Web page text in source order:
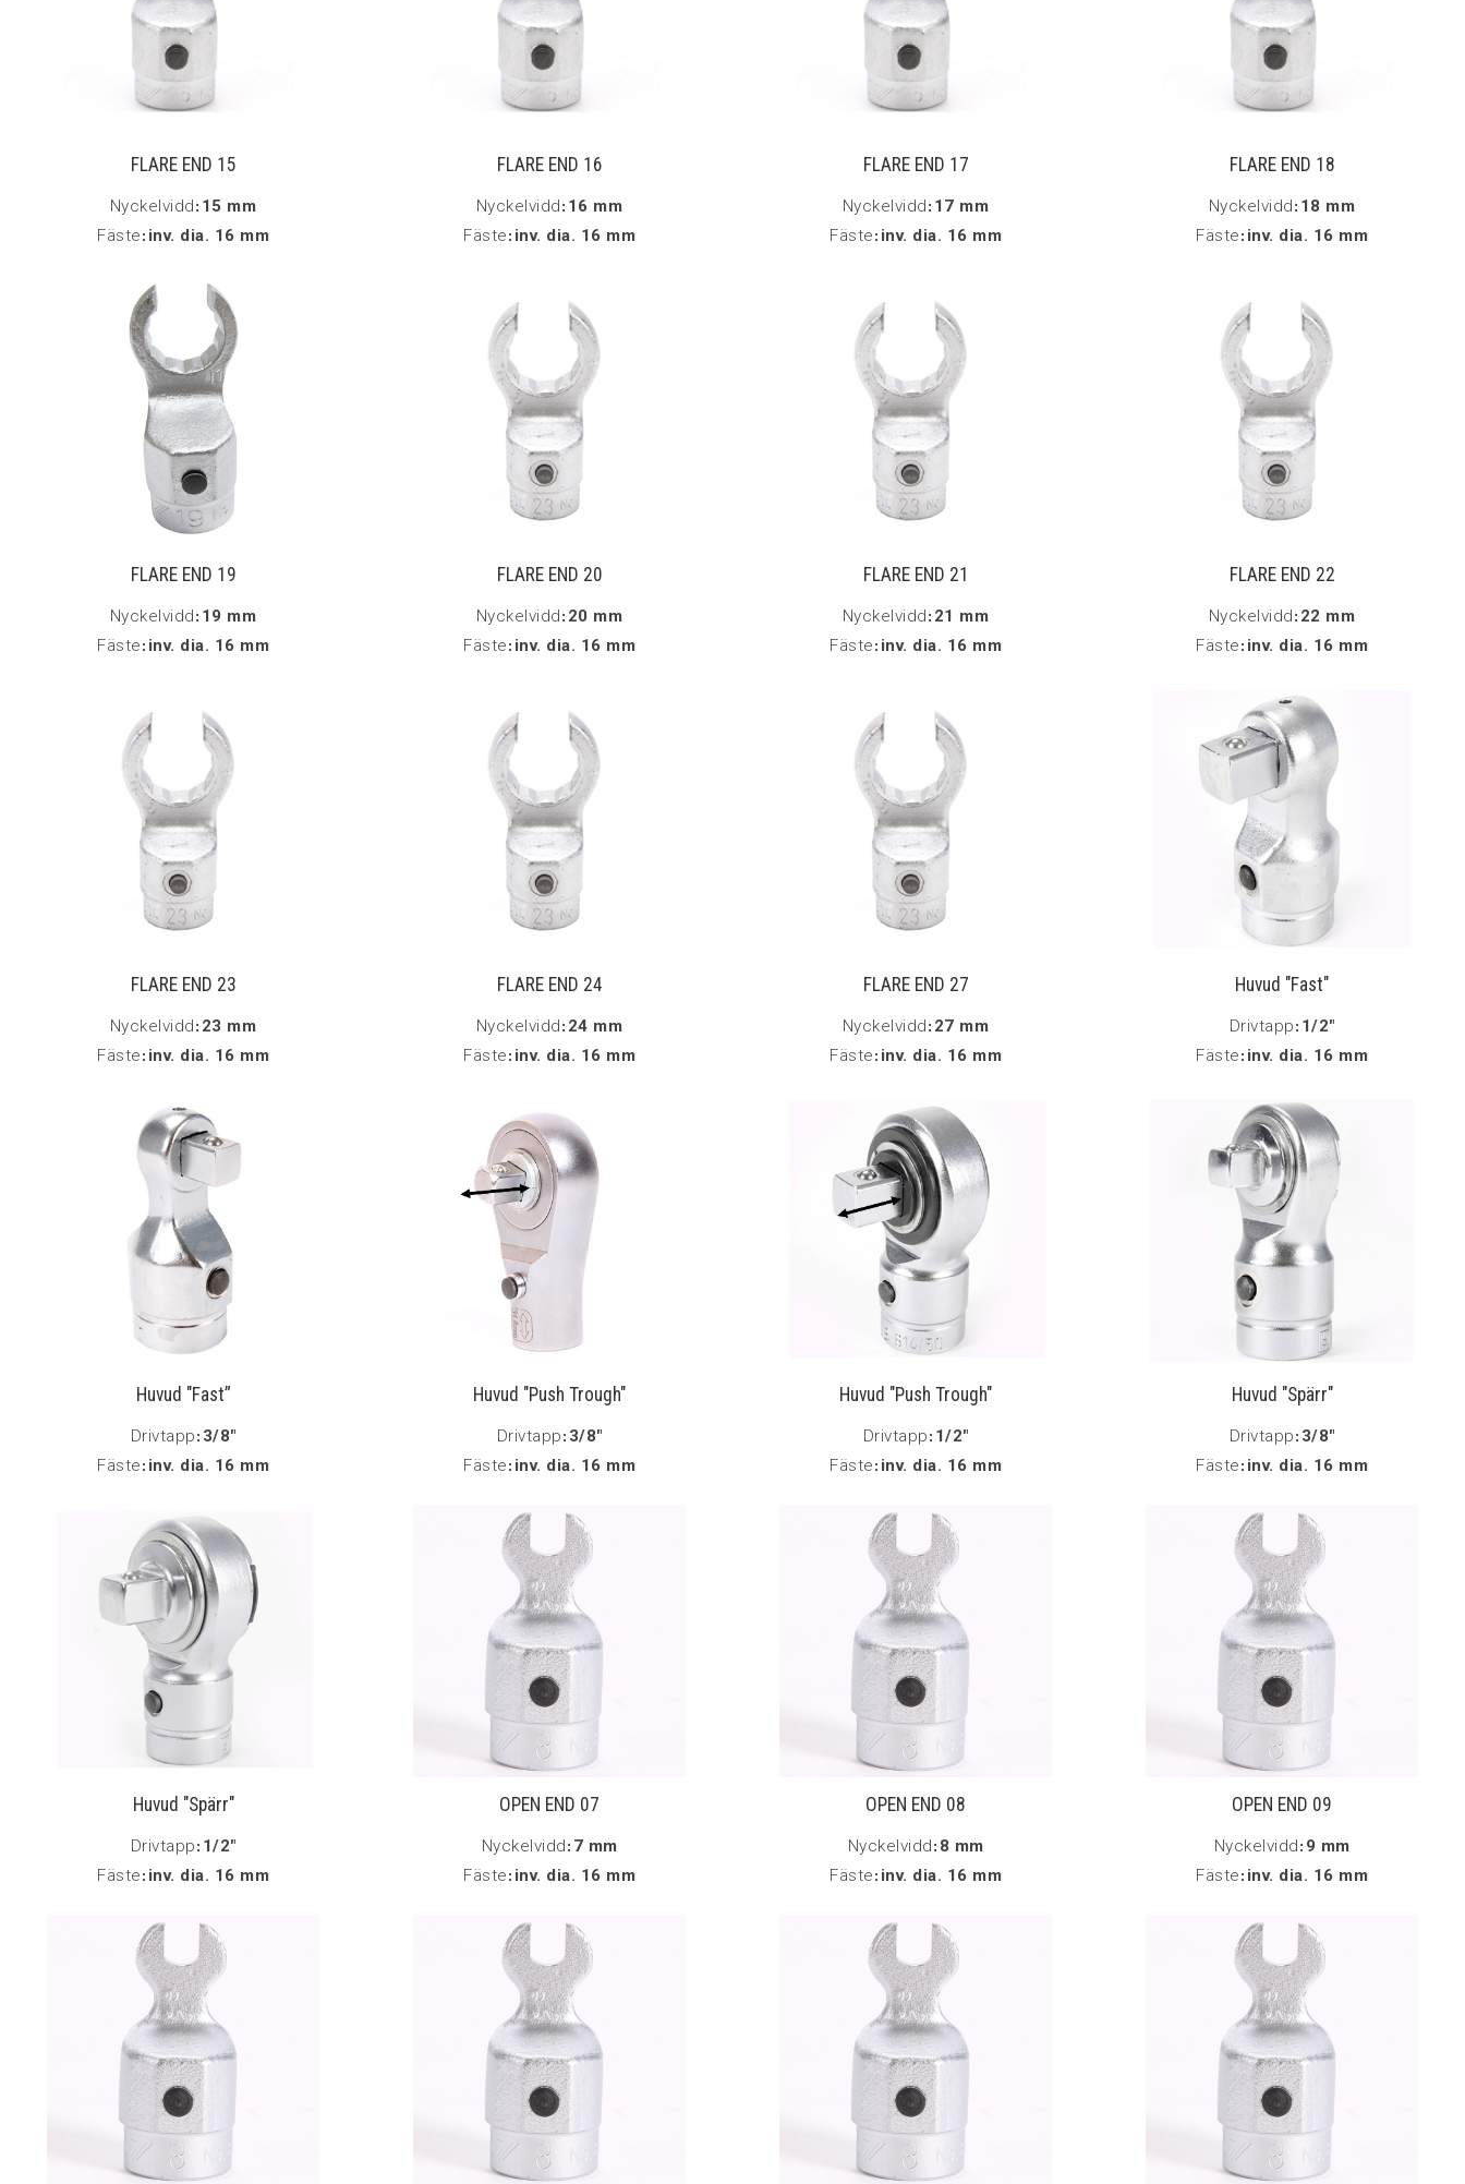
FLARE END 15
Nyckelvidd: 15 mm
Fäste: inv. dia. 16 mm
FLARE END 16
Nyckelvidd: 16 mm
Fäste: inv. dia. 16 mm
FLARE END 17
Nyckelvidd: 17 mm
Fäste: inv. dia. 16 mm
FLARE END 18
Nyckelvidd: 18 mm
Fäste: inv. dia. 16 mm
FLARE END 19
Nyckelvidd: 19 mm
Fäste: inv. dia. 16 mm
FLARE END 20
Nyckelvidd: 20 mm
Fäste: inv. dia. 16 mm
FLARE END 21
Nyckelvidd: 21 mm
Fäste: inv. dia. 16 mm
FLARE END 22
Nyckelvidd: 22 mm
Fäste: inv. dia. 16 mm
FLARE END 23
Nyckelvidd: 23 mm
Fäste: inv. dia. 16 mm
FLARE END 24
Nyckelvidd: 24 mm
Fäste: inv. dia. 16 mm
FLARE END 27
Nyckelvidd: 27 mm
Fäste: inv. dia. 16 mm
Huvud "Fast"
Drivtapp: 1/2"
Fäste: inv. dia. 16 mm
Huvud "Fast”
Drivtapp: 3/8"
Fäste: inv. dia. 16 mm
Huvud "Push Trough"
Drivtapp: 3/8"
Fäste: inv. dia. 16 mm
Huvud "Push Trough"
Drivtapp: 1/2"
Fäste: inv. dia. 16 mm
Huvud "Spärr"
Drivtapp: 3/8"
Fäste: inv. dia. 16 mm
Huvud "Spärr"
Drivtapp: 1/2"
Fäste: inv. dia. 16 mm
OPEN END 07
Nyckelvidd: 7 mm
Fäste: inv. dia. 16 mm
OPEN END 08
Nyckelvidd: 8 mm
Fäste: inv. dia. 16 mm
OPEN END 09
Nyckelvidd: 9 mm
Fäste: inv. dia. 16 mm